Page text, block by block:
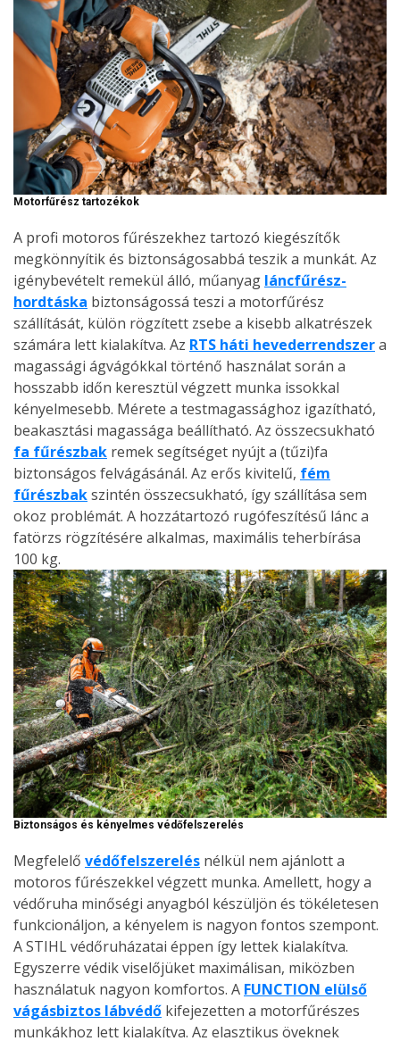
Motorfűrész tartozékok
A profi motoros fűrészekhez tartozó kiegészítők
megkönnyítik és biztonságosabbá teszik a munkát. Az
igénybevételt remekül álló, műanyag láncfűrész-
hordtáska biztonságossá teszi a motorfűrész
szállítását, külön rögzített zsebe a kisebb alkatrészek
számára lett kialakítva. Az RTS háti hevederrendszera
magassági ágvágókkal történő használat során a
hosszabb időn keresztül végzett munka issokkal
kényelmesebb. Mérete a testmagassághoz igazítható,
beakasztási magassága beállítható. Az összecsukható
fa fűrészbak remek segítséget nyújt a (tűzi)fa
biztonságos felvágásánál. Az erős kivitelű, fém
fűrészbakszintén összecsukható, így szállítása sem
okoz problémát. A hozzátartozó rugófeszítésű lánc a
fatörzs rögzítésére alkalmas, maximális teherbírása
100 kg.
Biztonságos és kényelmes védőfelszerelés
Megfelelő védőfelszerelés nélkül nem ajánlott a
motoros fűrészekkel végzett munka. Amellett, hogy a
védőruha minőségi anyagból készüljön és tökéletesen
funkcionáljon, a kényelem is nagyon fontos szempont.
A STIHL védőruházatai éppen így lettek kialakítva.
Egyszerre védik viselőjüket maximálisan, miközben
használatuk nagyon komfortos. A FUNCTION elülső
vágásbiztos lábvédő kifejezetten a motorfűrészes
munkákhoz lett kialakítva. Az elasztikus öveknek